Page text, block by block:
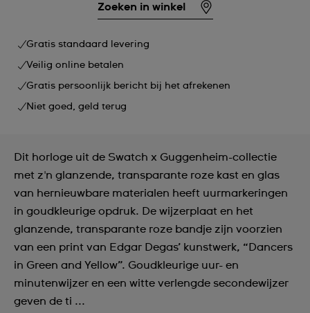
Zoeken in winkel
Gratis standaard levering
Veilig online betalen
Gratis persoonlijk bericht bij het afrekenen
Niet goed, geld terug
Dit horloge uit de Swatch x Guggenheim-collectie
met z'n glanzende, transparante roze kast en glas
van hernieuwbare materialen heeft uurmarkeringen
in goudkleurige opdruk. De wijzerplaat en het
glanzende, transparante roze bandje zijn voorzien
van een print van Edgar Degas’ kunstwerk, “Dancers
in Green and Yellow”. Goudkleurige uur- en
minutenwijzer en een witte verlengde secondewijzer
geven de ti ...